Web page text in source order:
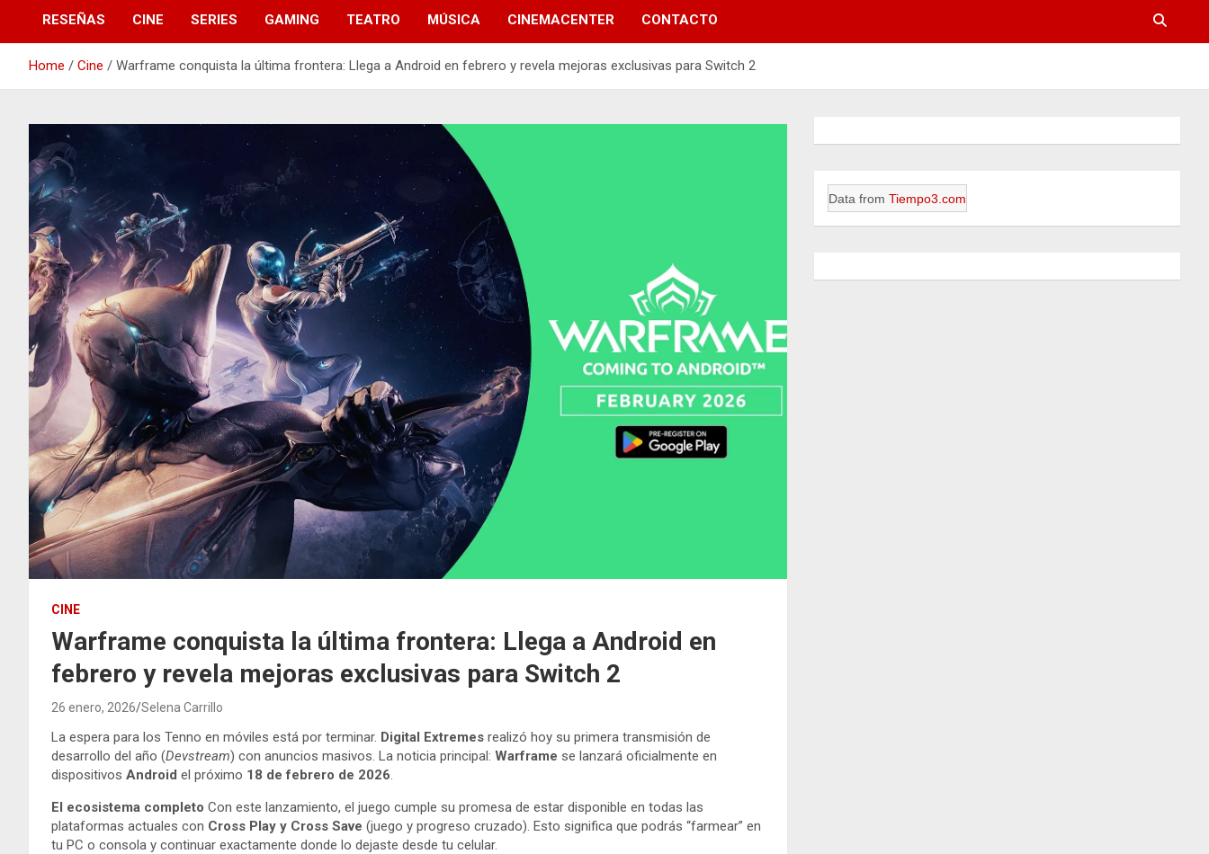
RESEÑAS CINE SERIES GAMING TEATRO MÚSICA CINEMACENTER CONTACTO
Home Cine Warframe conquista la última frontera: Llega a Android en febrero y revela mejoras exclusivas para Switch 2
CINE
Warframe conquista la última frontera: Llega a Android en
febrero y revela mejoras exclusivas para Switch 2
26 enero, 2026 Selena Carrillo
La espera para los Tenno en móviles está por terminar. Digital Extremes realizó hoy su primera transmisión de
desarrollo del año (Devstream) con anuncios masivos. La noticia principal: Warframe se lanzará oficialmente en
dispositivos Android el próximo 18 de febrero de 2026.
El ecosistema completo Con este lanzamiento, el juego cumple su promesa de estar disponible en todas las
plataformas actuales con Cross Play y Cross Save (juego y progreso cruzado). Esto significa que podrás “farmear” en
tu PC o consola y continuar exactamente donde lo dejaste desde tu celular.
Data fromTiempo3.com